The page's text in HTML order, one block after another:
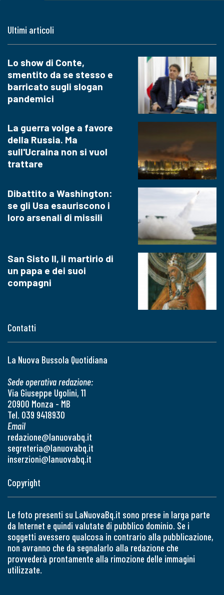
Contatti
La Nuova Bussola Quotidiana
Sede operativa redazione:
Via Giuseppe Ugolini, 11
20900 Monza - MB
Tel. 039 9418930
Email
redazione@lanuovabq.it
segreteria@lanuovabq.it
inserzioni@lanuovabq.it
Ultimi articoli
Lo show di Conte,
smentito da se stesso e
barricato sugli slogan
pandemici
La guerra volge a favore
della Russia. Ma
sull'Ucraina non si vuol
trattare
Dibattito a Washington:
se gli Usa esauriscono i
loro arsenali di missili
San Sisto II, il martirio di
un papa e dei suoi
compagni
Copyright
Le foto presenti su LaNuovaBq.it sono prese in larga parte
da Internet e quindi valutate di pubblico dominio. Se i
soggetti avessero qualcosa in contrario alla pubblicazione,
non avranno che da segnalarlo alla redazione che
provvederà prontamente alla rimozione delle immagini
utilizzate.